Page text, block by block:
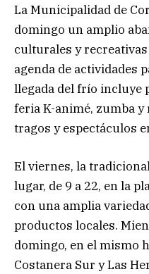
La Municipalidad de
domingo un amplio
culturales y
agenda de actividades
llegada del frío incluye
feria K-animé, zumba
tragos y espectáculos
El viernes, la
lugar, de 9 a 22, en la
con una amplia
productos locales.
domingo, en el mismo
Costanera Sur y Las